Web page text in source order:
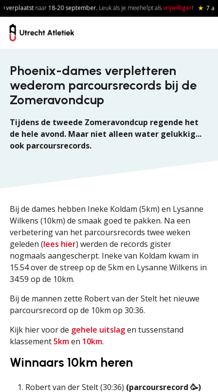
Skip to main content
verplaatstnaar18-20september.Leuk als je meehelpt alsvrijwilliger! ★ 7
Phoenix-dames verpletteren
wederom parcoursrecords bij de
Zomeravondcup
Tijdens de tweede Zomeravondcup regende het
de hele avond. Maar niet alleen water gelukkig...
ook parcoursrecords.
Bij de dames hebben Ineke Koldam (5km) en Lysanne
Wilkens (10km) de smaak goed te pakken. Na een
verbetering van het parcoursrecords twee weken
geleden (lees hier) werden de records gister
nogmaals aangescherpt. Ineke van Koldam kwam in
15.54 over de streep op de 5km en Lysanne Wilkens in
34:59 op de 10km.
Bij de mannen zette Robert van der Stelt het nieuwe
parcoursrecord op de 10km op 30:36.
Kijk hier voor de gehele uitslagen tussenstand
klassement5kmen 10km.
Winnaars 10km heren
Robert van der Stelt (30:36) (parcoursrecord 🥳)